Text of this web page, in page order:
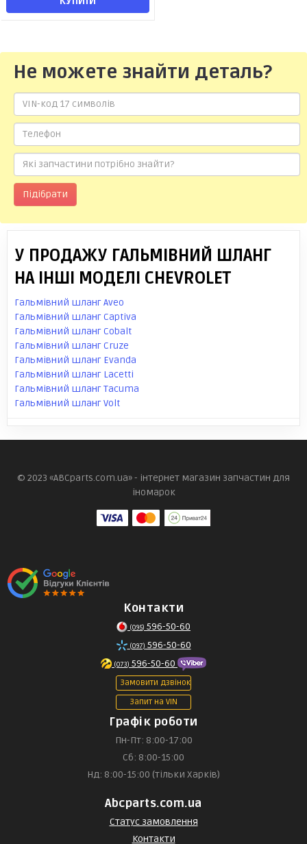
Не можете знайти деталь?
Підібрати
У ПРОДАЖУ ГАЛЬМІВНИЙ ШЛАНГ
НА ІНШІ МОДЕЛІ CHEVROLET
Гальмівний шланг Aveo
Гальмівний шланг Captiva
Гальмівний шланг Cobalt
Гальмівний шланг Cruze
Гальмівний шланг Evanda
Гальмівний шланг Lacetti
Гальмівний шланг Tacuma
Гальмівний шланг Volt
© 2023 «ABCparts.com.ua» - інтернет магазин запчастин для
іномарок
Контакти
(095) 596-50-60
(097) 596-50-60
(073) 596-50-60
Замовити дзвінок
Запит на VIN
Графік роботи
Пн-Пт: 8:00-17:00
Сб: 8:00-15:00
Нд: 8:00-15:00 (тільки Харків)
Abcparts.com.ua
Статус замовлення
Контакти